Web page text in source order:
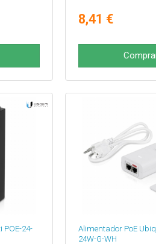
8,41 €
POE-24-
Alimentador PoE
24W-G-WH